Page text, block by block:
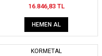
16.846,83 TL
HEMEN AL
KORMETAL